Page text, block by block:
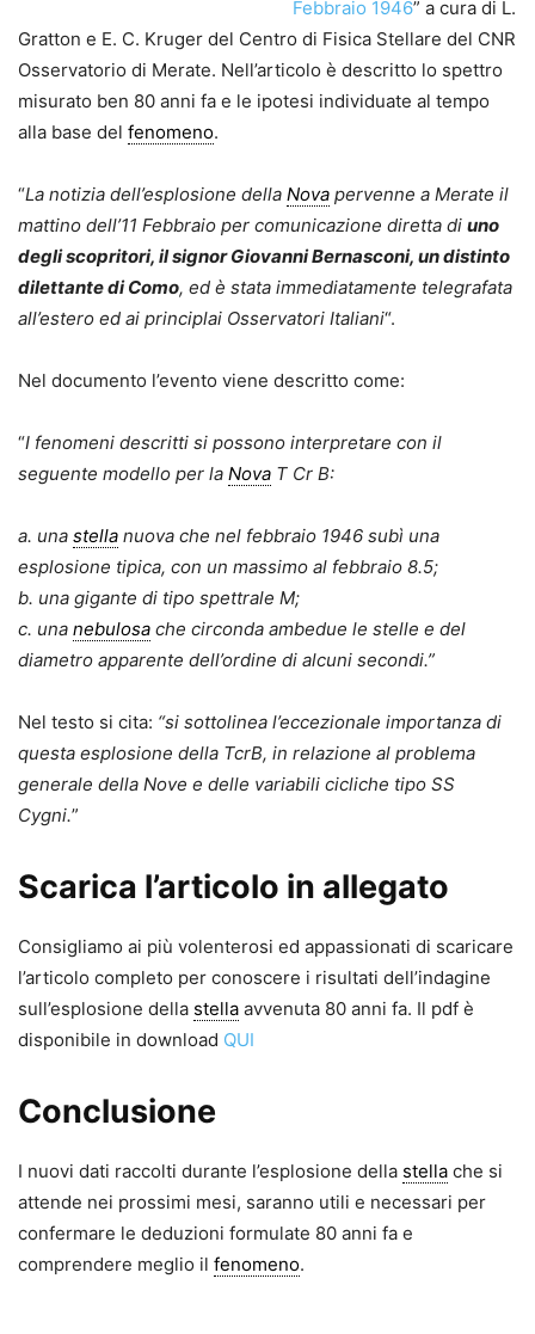
Febbraio 1946” a cura di L.
Gratton e E. C. Kruger del Centro di Fisica Stellare del CNR
Osservatorio di Merate. Nell’articolo è descritto lo spettro
misurato ben 80 anni fa e le ipotesi individuate al tempo
alla base del fenomeno.
“La notizia dell’esplosione della Nova pervenne a Merate il
mattino dell’11 Febbraio per comunicazione diretta di uno
degli scopritori, il signor Giovanni Bernasconi, un distinto
dilettante di Como, ed è stata immediatamente telegrafata
all’estero ed ai principlai Osservatori Italiani“.
Nel documento l’evento viene descritto come:
“I fenomeni descritti si possono interpretare con il
seguente modello per la Nova T Cr B:
a. una stella nuova che nel febbraio 1946 subì una
esplosione tipica, con un massimo al febbraio 8.5;
b. una gigante di tipo spettrale M;
c. una nebulosa che circonda ambedue le stelle e del
diametro apparente dell’ordine di alcuni secondi.”
Nel testo si cita: “si sottolinea l’eccezionale importanza di
questa esplosione della TcrB, in relazione al problema
generale della Nove e delle variabili cicliche tipo SS
Cygni.”
Scarica l’articolo in allegato
Consigliamo ai più volenterosi ed appassionati di scaricare
l’articolo completo per conoscere i risultati dell’indagine
sull’esplosione della stella avvenuta 80 anni fa. Il pdf è
disponibile in download QUI
Conclusione
I nuovi dati raccolti durante l’esplosione della stella che si
attende nei prossimi mesi, saranno utili e necessari per
confermare le deduzioni formulate 80 anni fa e
comprendere meglio il fenomeno.